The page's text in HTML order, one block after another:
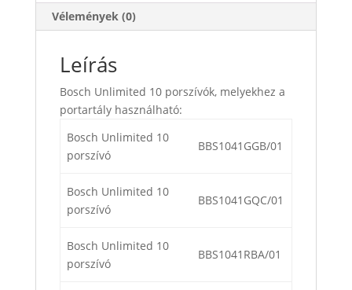
Vélemények (0)
Leírás
Bosch Unlimited 10 porszívók, melyekhez a
portartály használható:
Bosch Unlimited 10
porszívó
BBS1041GGB/01
Bosch Unlimited 10
porszívó
BBS1041GQC/01
Bosch Unlimited 10
porszívó
BBS1041RBA/01